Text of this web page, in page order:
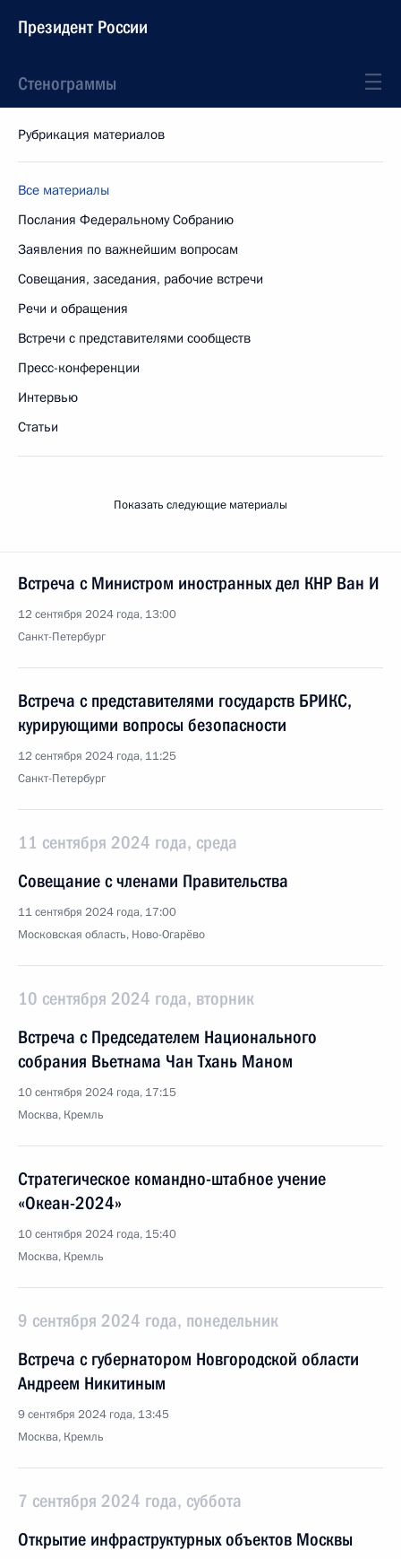
Президент России
Стенограммы
Рубрикация материалов
Все материалы
Послания Федеральному Собранию
Заявления по важнейшим вопросам
Совещания, заседания, рабочие встречи
Речи и обращения
Встречи с представителями сообществ
Пресс-конференции
Интервью
Статьи
Показать следующие материалы
Встреча с Министром иностранных дел КНР Ван И
12 сентября 2024 года, 13:00
Санкт-Петербург
Встреча с представителями государств БРИКС,
курирующими вопросы безопасности
12 сентября 2024 года, 11:25
Санкт-Петербург
11 сентября 2024 года, среда
Совещание с членами Правительства
11 сентября 2024 года, 17:00
Московская область, Ново-Огарёво
10 сентября 2024 года, вторник
Встреча с Председателем Национального
собрания Вьетнама Чан Тхань Маном
10 сентября 2024 года, 17:15
Москва, Кремль
Стратегическое командно-штабное учение
«Океан-2024»
10 сентября 2024 года, 15:40
Москва, Кремль
9 сентября 2024 года, понедельник
Встреча с губернатором Новгородской области
Андреем Никитиным
9 сентября 2024 года, 13:45
Москва, Кремль
7 сентября 2024 года, суббота
Открытие инфраструктурных объектов Москвы